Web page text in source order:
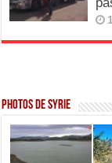
Photos de Syrie